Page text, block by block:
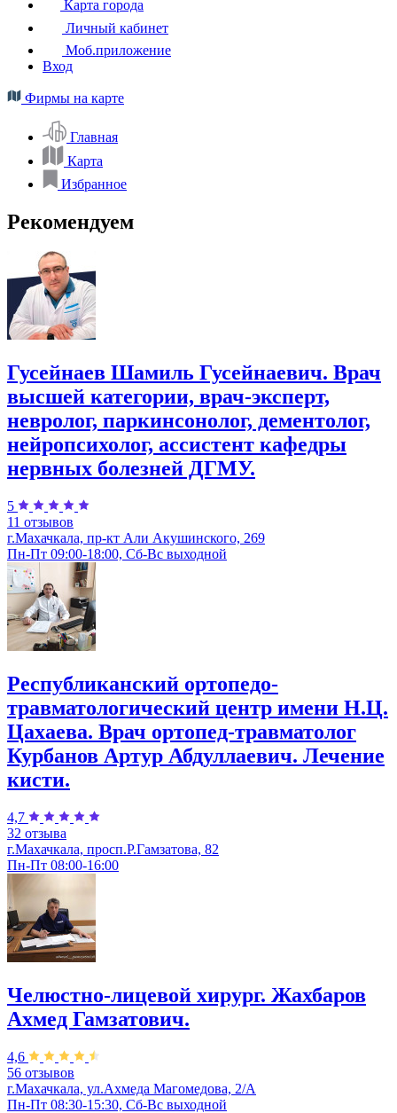
Карта города
Личный кабинет
Моб.приложение
Вход
Фирмы на карте
Главная
Карта
Избранное
Рекомендуем
Гусейнаев Шамиль Гусейнаевич. Врач
высшей категории, врач-эксперт,
невролог, паркинсонолог, дементолог,
нейропсихолог, ассистент кафедры
нервных болезней ДГМУ.
5
11 отзывов
г.Махачкала, пр-кт Али Акушинского, 269
Пн-Пт 09:00-18:00, Сб-Вс выходной
Республиканский ортопедо-
травматологический центр имени Н.Ц.
Цахаева. Врач ортопед-травматолог
Курбанов Артур Абдуллаевич. Лечение
кисти.
4,7
32 отзыва
г.Махачкала, просп.Р.Гамзатова, 82
Пн-Пт 08:00-16:00
Челюстно-лицевой хирург. Жахбаров
Ахмед Гамзатович.
4,6
56 отзывов
г.Махачкала, ул.Ахмеда Магомедова, 2/А
Пн-Пт 08:30-15:30, Сб-Вс выходной